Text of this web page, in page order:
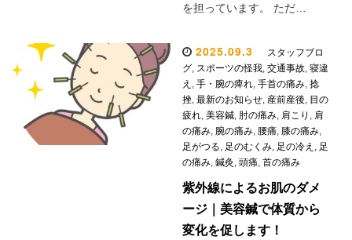
を担っています。 ただ…
2025.09.3
スタッフブロ
グ, スポーツの怪我, 交通事故, 寝違
え , 手・腕の痺れ, 手首の痛み, 捻
挫, 最新のお知らせ, 産前産後, 目の
疲れ, 美容鍼, 肘の痛み, 肩こり , 肩
の痛み, 腕の痛み, 腰痛, 膝の痛み,
足がつる, 足のむくみ, 足の冷え , 足
の痛み, 鍼灸, 頭痛, 首の痛み
紫外線によるお肌のダメ
ージ｜美容鍼で体質から
変化を促します！